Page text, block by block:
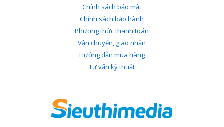
Chính sách bảo mật
Chính sách bảo hành
Phương thức thanh toán
Vận chuyển, giao nhận
Hướng dẫn mua hàng
Tư vấn kỹ thuật